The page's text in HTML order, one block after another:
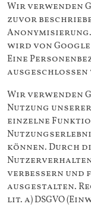
Wir verwenden
zuvor
wird von
Eine
ausgeschlossen
Wir verwenden
Nutzung
einzelne
können. Durch
verbessern und
ausgestalten.
lit. a) DSGVO